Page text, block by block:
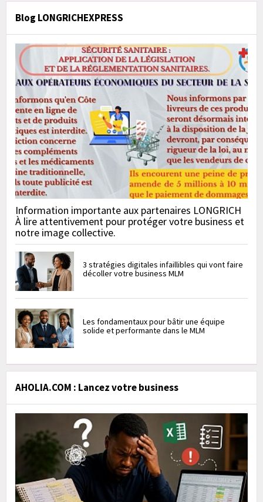
Blog LONGRICHEXPRESS
Information importante aux partenaires LONGRICH
À lire attentivement pour protéger votre business et
notre image collective.
3 stratégies digitales infaillibles qui vont faire
décoller votre business MLM
Les fondamentaux pour bâtir une équipe
solide et performante dans le MLM
AHOLIA.COM : Lancez votre business